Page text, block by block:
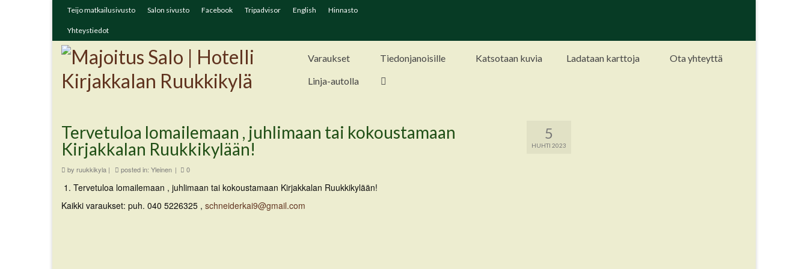
Teijo matkailusivusto Salon sivusto Facebook Tripadvisor English Hinnasto
Yhteystiedot
Varaukset Tiedonjanoisille Katsotaan kuvia Ladataan karttoja
Ota yhteyttä
Linja-autolla
5
HUHTI 2023
Tervetuloa lomailemaan , juhlimaan tai kokoustamaan
Kirjakkalan Ruukkikylään!
by ruukkikyla | posted in: Yleinen | 0
Tervetuloa lomailemaan , juhlimaan tai kokoustamaan Kirjakkalan Ruukkikylään!
Kaikki varaukset: puh. 040 5226325 , schneiderkai9@gmail.com